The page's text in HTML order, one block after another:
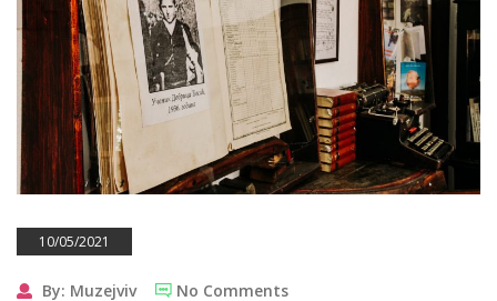
10/05/2021
By: Muzejviv No Comments